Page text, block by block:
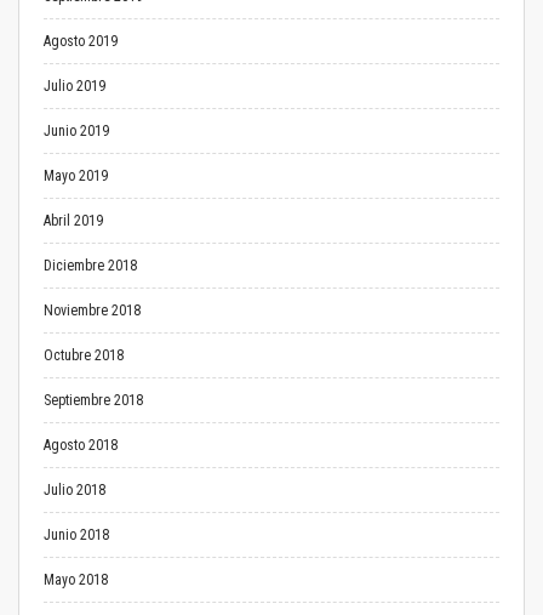
Agosto 2019
Julio 2019
Junio 2019
Mayo 2019
Abril 2019
Diciembre 2018
Noviembre 2018
Octubre 2018
Septiembre 2018
Agosto 2018
Julio 2018
Junio 2018
Mayo 2018